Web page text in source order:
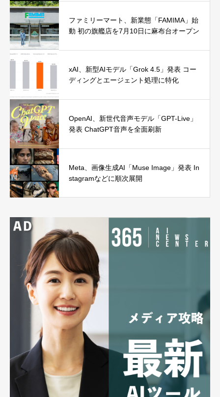
ファミリーマート、新業態「FAMIMA」始
動 初の旗艦店を7月10日に麻布台オープン
xAI、新型AIモデル「Grok 4.5」発表 コー
ディングとエージェント処理に特化
OpenAI、新世代音声モデル「GPT-Live」
発表 ChatGPT音声を全面刷新
Meta、画像生成AI「Muse Image」発表 In
stagramなどに順次展開